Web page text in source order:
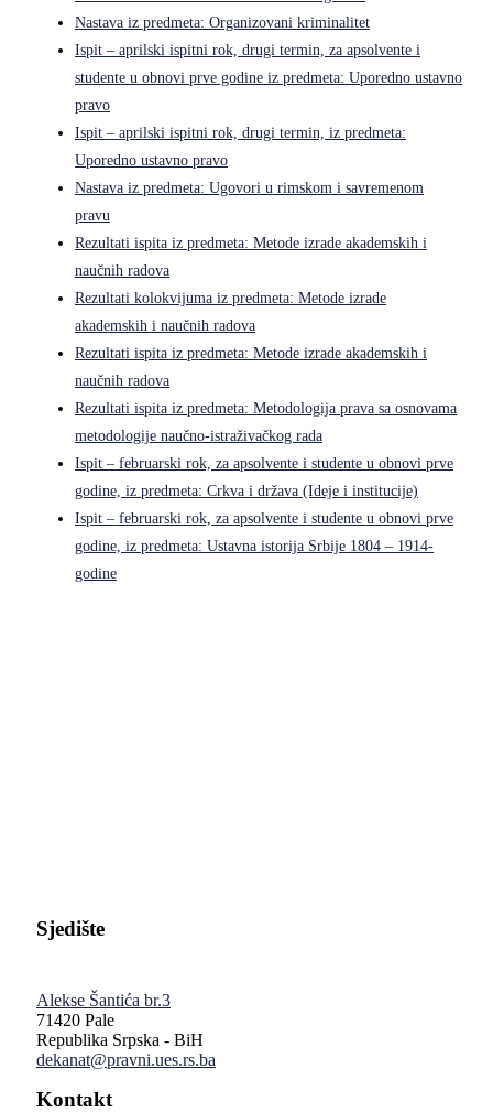
Nastava iz predmeta: Organizovani kriminalitet
Ispit – aprilski ispitni rok, drugi termin, za apsolvente i
studente u obnovi prve godine iz predmeta: Uporedno ustavno
pravo
Ispit – aprilski ispitni rok, drugi termin, iz predmeta:
Uporedno ustavno pravo
Nastava iz predmeta: Ugovori u rimskom i savremenom
pravu
Rezultati ispita iz predmeta: Metode izrade akademskih i
naučnih radova
Rezultati kolokvijuma iz predmeta: Metode izrade
akademskih i naučnih radova
Rezultati ispita iz predmeta: Metode izrade akademskih i
naučnih radova
Rezultati ispita iz predmeta: Metodologija prava sa osnovama
metodologije naučno-istraživačkog rada
Ispit – februarski rok, za apsolvente i studente u obnovi prve
godine, iz predmeta: Crkva i država (Ideje i institucije)
Ispit – februarski rok, za apsolvente i studente u obnovi prve
godine, iz predmeta: Ustavna istorija Srbije 1804 – 1914-
godine
Sjedište
Alekse Šantića br.3
71420 Pale
Republika Srpska - BiH
dekanat@pravni.ues.rs.ba
Kontakt